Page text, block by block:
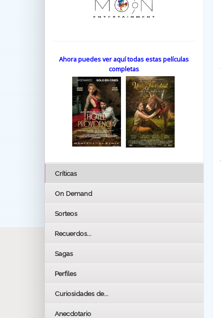
Ahora puedes ver aquí todas estas películas
completas
Críticas
On Demand
Sorteos
Recuerdos...
Sagas
Perfiles
Curiosidades de...
Anecdotario